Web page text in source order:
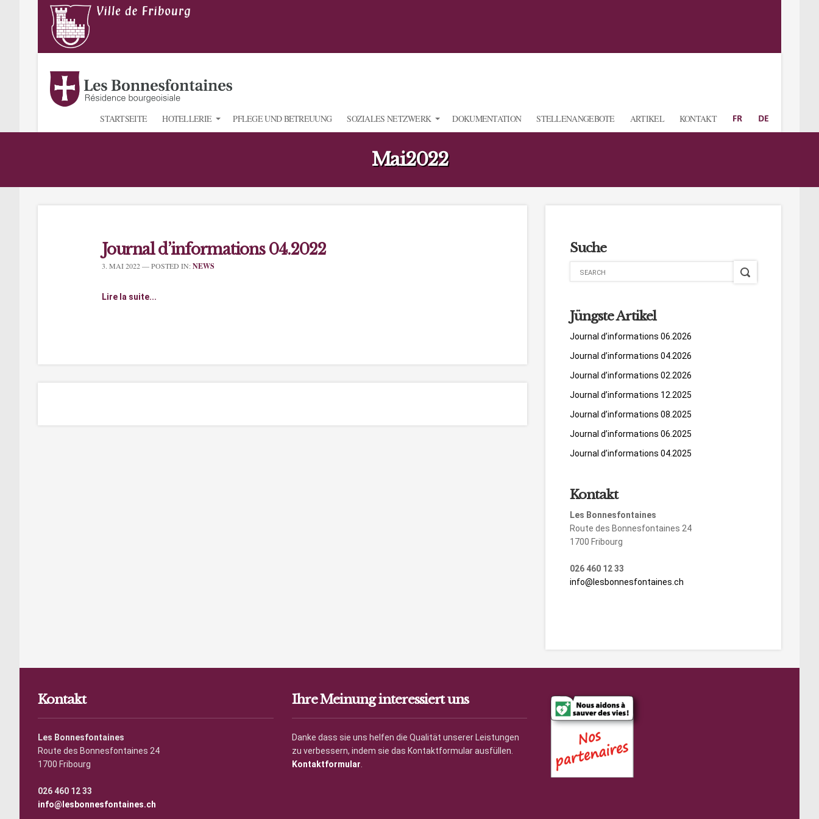
STARTSEITE HOTELLERIE PFLEGE UND BETREUUNG SOZIALES NETZWERK DOKUMENTATION STELLENANGEBOTE ARTIKEL KONTAKT
Mai2022
Journal d’informations 04.2022
3. MAI 2022— POSTED IN:NEWS
Lire la suite...
Suche
Jüngste Artikel
Journal d’informations 06.2026
Journal d’informations 04.2026
Journal d’informations 02.2026
Journal d’informations 12.2025
Journal d’informations 08.2025
Journal d’informations 06.2025
Journal d’informations 04.2025
Kontakt
Les Bonnesfontaines
Route des Bonnesfontaines 24
1700 Fribourg
026 460 12 33
info@lesbonnesfontaines.ch
Kontakt
Les Bonnesfontaines
Route des Bonnesfontaines 24
1700 Fribourg
026 460 12 33
info@lesbonnesfontaines.ch
Ihre Meinung interessiert uns
Danke dass sie uns helfen die Qualität unserer Leistungen
zu verbessern, indem sie das Kontaktformular ausfüllen.
Kontaktformular